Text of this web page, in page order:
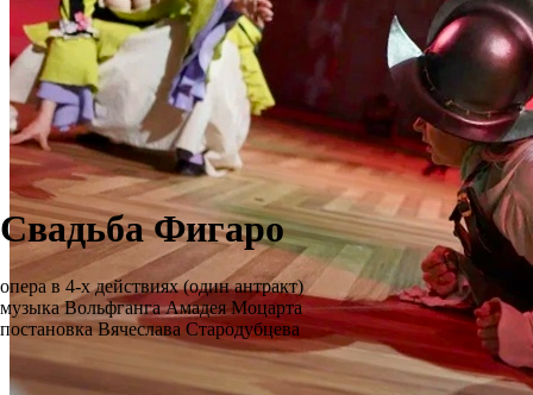
Свадьба Фигаро
опера в 4-х действиях (один антракт)
музыка Вольфганга Амадея Моцарта
постановка Вячеслава Стародубцева